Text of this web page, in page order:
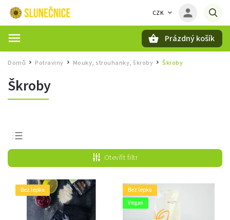
CZK
Prázdný košík
Domů / Potraviny Mouky, strouhanky, škroby / Škroby
Škroby
Nejprodávanější
Nejlevnější
Nejdražší
Abecedně
Otevřít filtr
Bez lepku
Bez lepku
Vegan